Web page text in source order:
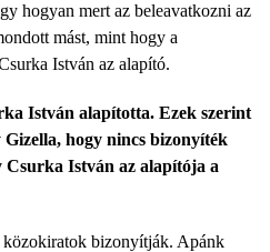
hogyan mert az beleavatkozni az
mást, mint hogy a
István az alapító.
István alapította. Ezek szerint
hogy nincs bizonyíték
István az alapítója a
közokiratok bizonyítják. Apánk